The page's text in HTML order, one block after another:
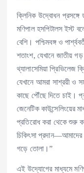
ক্লিনিক উদ্বোধন প্রসঙ্গে
মণিপাল হসপিটালস ইস্ট
বেশি। পশ্চিমবঙ্গ ও
শতাংশ, যেখানে জাতীয়
থ্যালাসেমিয়া
যেখানে আমরা সাশ্রয়ী ও
কাছে পৌঁছে দিতে চাই।
জেনেটিক কাউন্সেলিংয়ের
প্রতিরোধ করা থেকে শুরু
চিকিৎসা প্রদান—আমাদের
গড়ে তোলা।”
এই উদ্যোগের মাধ্যমে